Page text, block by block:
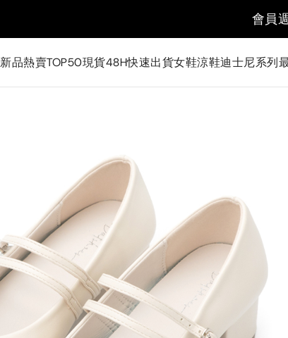
會員
新品熱賣TOP50現貨48H快速出貨女鞋涼鞋迪士尼系列